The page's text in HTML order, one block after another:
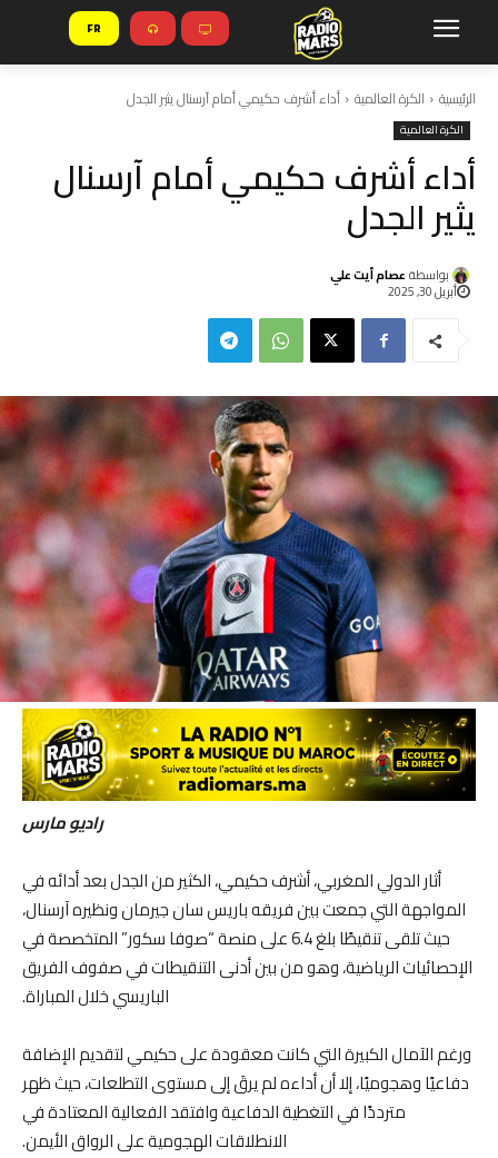
FR
الرئيسية الكرة العالمية أداء أشرف حكيمي أمام آرسنال يثير الجدل
الكرة العالمية
أداء أشرف حكيمي أمام آرسنال
يثير الجدل
بواسطة عصام أيت علي
أبريل 30, 2025
راديو مارس
أثار الدولي المغربي، أشرف حكيمي، الكثير من الجدل بعد أدائه في
المواجهة التي جمعت بين فريقه باريس سان جيرمان ونظيره آرسنال،
حيث تلقى تنقيطًا بلغ 6.4 على منصة “صوفا سكور” المتخصصة في
الإحصائيات الرياضية، وهو من بين أدنى التنقيطات في صفوف الفريق
الباريسي خلال المباراة.
ورغم الآمال الكبيرة التي كانت معقودة على حكيمي لتقديم الإضافة
دفاعيًا وهجوميًا، إلا أن أداءه لم يرقَ إلى مستوى التطلعات، حيث ظهر
مترددًا في التغطية الدفاعية وافتقد الفعالية المعتادة في
الانطلاقات الهجومية على الرواق الأيمن.